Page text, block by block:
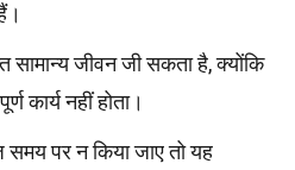
सामान्य जीवन जी सकता है, क्योंकि
कार्य नहीं होता।
पर न किया जाए तो यह